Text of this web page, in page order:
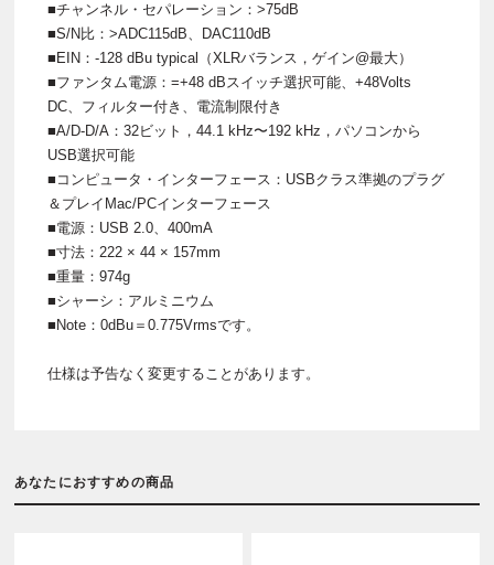
■チャンネル・セパレーション：>75dB
■S/N比：>ADC115dB、DAC110dB
■EIN：-128 dBu typical（XLRバランス，ゲイン@最大）
■ファンタム電源：=+48 dBスイッチ選択可能、+48Volts
DC、フィルター付き、電流制限付き
■A/D-D/A：32ビット，44.1 kHz〜192 kHz，パソコンから
USB選択可能
■コンピュータ・インターフェース：USBクラス準拠のプラグ
＆プレイMac/PCインターフェース
■電源：USB 2.0、400mA
■寸法：222 × 44 × 157mm
■重量：974g
■シャーシ：アルミニウム
■Note：0dBu＝0.775Vrmsです。
仕様は予告なく変更することがあります。
あなたにおすすめの商品